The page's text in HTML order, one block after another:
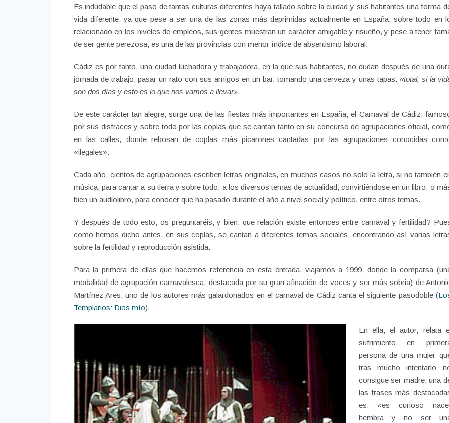
Es indudable que el paso de tantas culturas diferentes haya tallado sobre la cuidad y sus habitantes una forma
vida diferente, ya que pese a ser una de las zonas más deprimidas actualmente en España, sobre todo en
relacionado en los niveles de empleos, sus gentes muestran un carácter amigable y risueño, y pese a tener
de ser gente perezosa, es una de las provincias con menor índice de absentismo laboral.
Cádiz es por tanto, una cuidad luchadora y trabajadora, en la que sus habitantes, no dudan después de una
jornada de trabajo, pasar un rato con sus amigos en un bar, tomando una cerveza y unas tapas:«total, si la
son dos días y esto es lo que nos vamos a llevar».
De este carácter tan alegre, surge una de las fiestas más importantes en España, el Carnaval de Cádiz,
por sus disfraces y sobre todo por las coplas que se cantan tanto en su concurso de agrupaciones oficial,
en las calles, donde rebosan de coplas más picarones cantadas por las agrupaciones conocidas
«ilegales».
Cada año, cientos de agrupaciones escriben letras originales, en muchos casos no solo la letra, si no también
música, para cantar a su tierra y sobre todo, a los diversos temas de actualidad, convirtiéndose en un libro, o
bien un audiolibro, para conocer que ha pasado durante el año a nivel social y político, entre otros temas.
Y después de todo esto, os preguntaréis, y bien, que relación existe entonces entre carnaval y fertilidad?
como hemos dicho antes, en sus coplas, se cantan a diferentes temas sociales, encontrando así varias
sobre la fertilidad y reproducción asistida.
Para la primera de ellas que hacemos referencia en esta entrada, viajamos a 1999, donde la comparsa
modalidad de agrupación carnavalesca, destacada por su gran afinación de voces y ser más sobria) de
Martínez Ares, uno de los autores más galardonados en el carnaval de Cádiz canta el siguiente pasodoble (
Templarios: Dios mío).
En ella, el autor, relata
sufrimiento en
persona de una mujer
tras mucho intentarlo
consigue ser madre, una
las frases más
es: «es curioso
hembra y no ser